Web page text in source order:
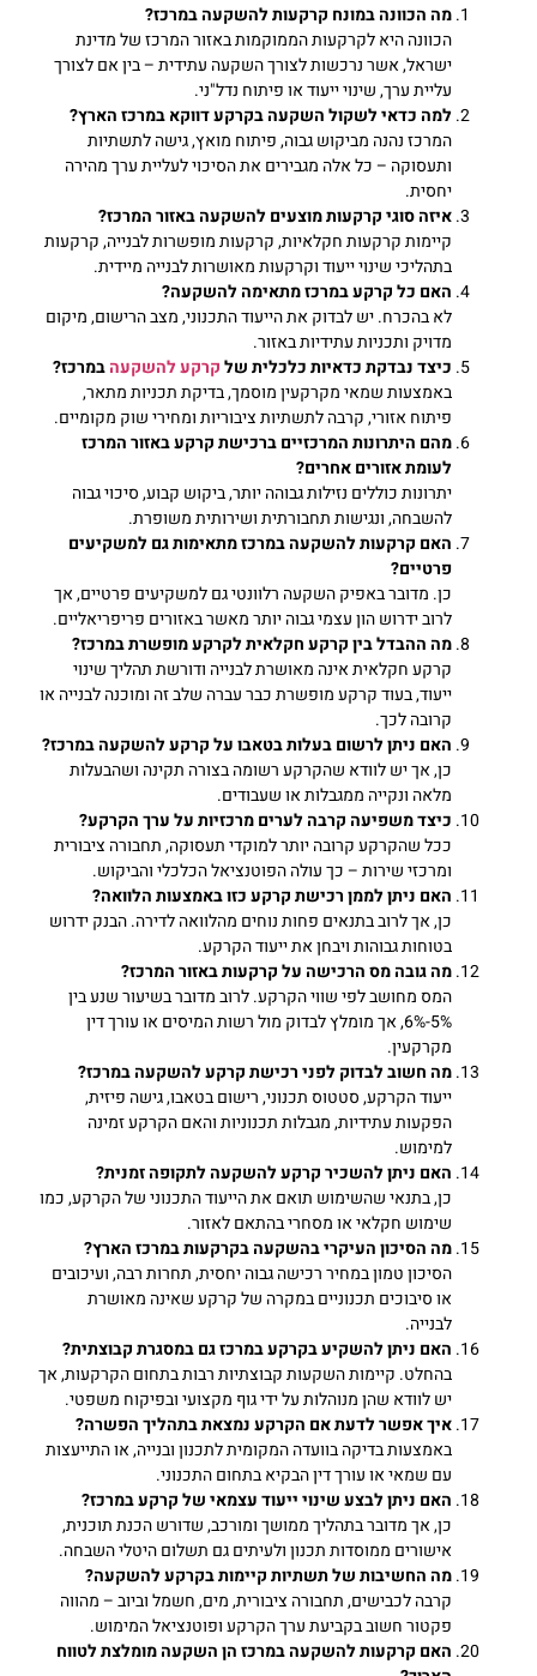
מה הכוונה במונח קרקעות להשקעה במרכז?
הכוונה היא לקרקעות הממוקמות באזור המרכז של מדינת
ישראל, אשר נרכשות לצורך השקעה עתידית – בין אם לצורך
עליית ערך, שינוי ייעוד או פיתוח נדל"ני.
למה כדאי לשקול השקעה בקרקע דווקא במרכז הארץ?
המרכז נהנה מביקוש גבוה, פיתוח מואץ, גישה לתשתיות
ותעסוקה – כל אלה מגבירים את הסיכוי לעליית ערך מהירה
יחסית.
איזה סוגי קרקעות מוצעים להשקעה באזור המרכז?
קיימות קרקעות חקלאיות, קרקעות מופשרות לבנייה, קרקעות
בתהליכי שינוי ייעוד וקרקעות מאושרות לבנייה מיידית.
האם כל קרקע במרכז מתאימה להשקעה?
לא בהכרח. יש לבדוק את הייעוד התכנוני, מצב הרישום, מיקום
מדויק ותכניות עתידיות באזור.
כיצד נבדקת כדאיות כלכלית שלקרקע להשקעהבמרכז?
באמצעות שמאי מקרקעין מוסמך, בדיקת תכניות מתאר,
פיתוח אזורי, קרבה לתשתיות ציבוריות ומחירי שוק מקומיים.
מהם היתרונות המרכזיים ברכישת קרקע באזור המרכז
לעומת אזורים אחרים?
יתרונות כוללים נזילות גבוהה יותר, ביקוש קבוע, סיכוי גבוה
להשבחה, ונגישות תחבורתית ושירותית משופרת.
האם קרקעות להשקעה במרכז מתאימות גם למשקיעים
פרטיים?
כן. מדובר באפיק השקעה רלוונטי גם למשקיעים פרטיים, אך
לרוב ידרוש הון עצמי גבוה יותר מאשר באזורים פריפריאליים.
מה ההבדל בין קרקע חקלאית לקרקע מופשרת במרכז?
קרקע חקלאית אינה מאושרת לבנייה ודורשת תהליך שינוי
ייעוד, בעוד קרקע מופשרת כבר עברה שלב זה ומוכנה לבנייה או
קרובה לכך.
האם ניתן לרשום בעלות בטאבו על קרקע להשקעה במרכז?
כן, אך יש לוודא שהקרקע רשומה בצורה תקינה ושהבעלות
מלאה ונקייה ממגבלות או שעבודים.
כיצד משפיעה קרבה לערים מרכזיות על ערך הקרקע?
ככל שהקרקע קרובה יותר למוקדי תעסוקה, תחבורה ציבורית
ומרכזי שירות – כך עולה הפוטנציאל הכלכלי והביקוש.
האם ניתן לממן רכישת קרקע כזו באמצעות הלוואה?
כן, אך לרוב בתנאים פחות נוחים מהלוואה לדירה. הבנק ידרוש
בטוחות גבוהות ויבחן את ייעוד הקרקע.
מה גובה מס הרכישה על קרקעות באזור המרכז?
המס מחושב לפי שווי הקרקע. לרוב מדובר בשיעור שנע בין
5%-6%, אך מומלץ לבדוק מול רשות המיסים או עורך דין
מקרקעין.
מה חשוב לבדוק לפני רכישת קרקע להשקעה במרכז?
ייעוד הקרקע, סטטוס תכנוני, רישום בטאבו, גישה פיזית,
הפקעות עתידיות, מגבלות תכנוניות והאם הקרקע זמינה
למימוש.
האם ניתן להשכיר קרקע להשקעה לתקופה זמנית?
כן, בתנאי שהשימוש תואם את הייעוד התכנוני של הקרקע, כמו
שימוש חקלאי או מסחרי בהתאם לאזור.
מה הסיכון העיקרי בהשקעה בקרקעות במרכז הארץ?
הסיכון טמון במחיר רכישה גבוה יחסית, תחרות רבה, ועיכובים
או סיבוכים תכנוניים במקרה של קרקע שאינה מאושרת
לבנייה.
האם ניתן להשקיע בקרקע במרכז גם במסגרת קבוצתית?
בהחלט. קיימות השקעות קבוצתיות רבות בתחום הקרקעות, אך
יש לוודא שהן מנוהלות על ידי גוף מקצועי ובפיקוח משפטי.
איך אפשר לדעת אם הקרקע נמצאת בתהליך הפשרה?
באמצעות בדיקה בוועדה המקומית לתכנון ובנייה, או התייעצות
עם שמאי או עורך דין הבקיא בתחום התכנוני.
האם ניתן לבצע שינוי ייעוד עצמאי של קרקע במרכז?
כן, אך מדובר בתהליך ממושך ומורכב, שדורש הכנת תוכנית,
אישורים ממוסדות תכנון ולעיתים גם תשלום היטלי השבחה.
מה החשיבות של תשתיות קיימות בקרקע להשקעה?
קרבה לכבישים, תחבורה ציבורית, מים, חשמל וביוב – מהווה
פקטור חשוב בקביעת ערך הקרקע ופוטנציאל המימוש.
האם קרקעות להשקעה במרכז הן השקעה מומלצת לטווח